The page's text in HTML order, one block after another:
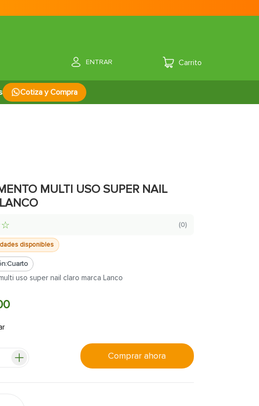
ENTRAR
Cotiza y Compra
MULTI USO SUPER NAIL
☆ (0)
disponibles
Cuarto
uso super nail claro marca Lanco
Comprar ahora